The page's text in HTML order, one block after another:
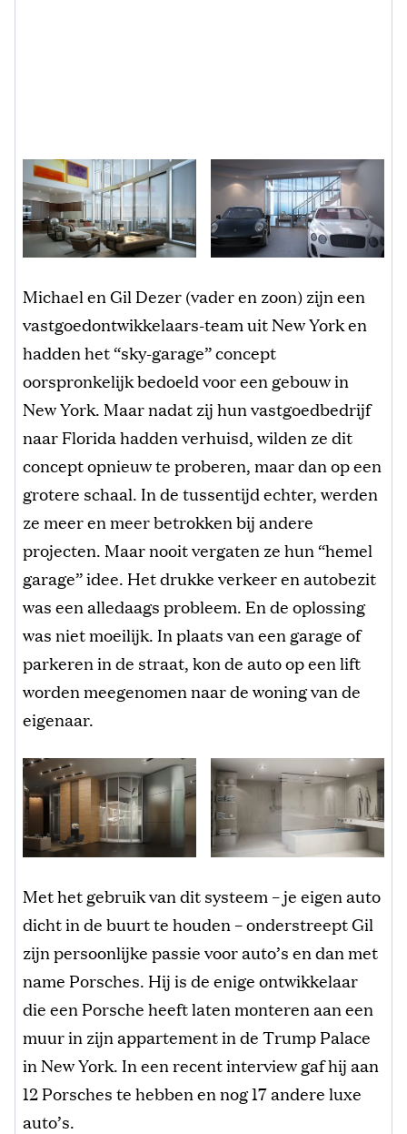
Michael en Gil Dezer (vader en zoon) zijn een
vastgoedontwikkelaars-team uit New York en
hadden het “sky-garage” concept
oorspronkelijk bedoeld voor een gebouw in
New York. Maar nadat zij hun vastgoedbedrijf
naar Florida hadden verhuisd, wilden ze dit
concept opnieuw te proberen, maar dan op een
grotere schaal. In de tussentijd echter, werden
ze meer en meer betrokken bij andere
projecten. Maar nooit vergaten ze hun “hemel
garage” idee. Het drukke verkeer en autobezit
was een alledaags probleem. En de oplossing
was niet moeilijk. In plaats van een garage of
parkeren in de straat, kon de auto op een lift
worden meegenomen naar de woning van de
eigenaar.
Met het gebruik van dit systeem – je eigen auto
dicht in de buurt te houden – onderstreept Gil
zijn persoonlijke passie voor auto’s en dan met
name Porsches. Hij is de enige ontwikkelaar
die een Porsche heeft laten monteren aan een
muur in zijn appartement in de Trump Palace
in New York. In een recent interview gaf hij aan
12 Porsches te hebben en nog 17 andere luxe
auto’s.